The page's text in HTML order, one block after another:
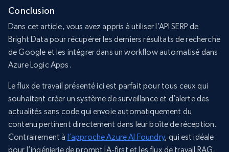
Conclusion
Dans cet article, vous avez appris à utiliser l’API SERP de
Bright Data pour récupérer les derniers résultats de recherche
de Google et les intégrer dans un workflow automatisé dans
Azure Logic Apps.
Le flux de travail présenté ici est parfait pour tous ceux qui
souhaitent créer un système de surveillance et d’alerte des
actualités sans code qui envoie automatiquement du
contenu pertinent directement dans leur boîte de réception.
Contrairement à l’approche Azure AI Foundry, qui est idéale
pour l’ingénierie de prompt IA-first et les flux de travail RAG,